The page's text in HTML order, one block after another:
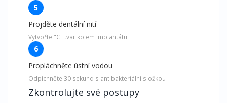
5
Projděte dentální nití
Vytvořte "C" tvar kolem implantátu
6
Propláchněte ústní vodou
Odpíchněte 30 sekund s antibakteriální složkou
Zkontrolujte své postupy